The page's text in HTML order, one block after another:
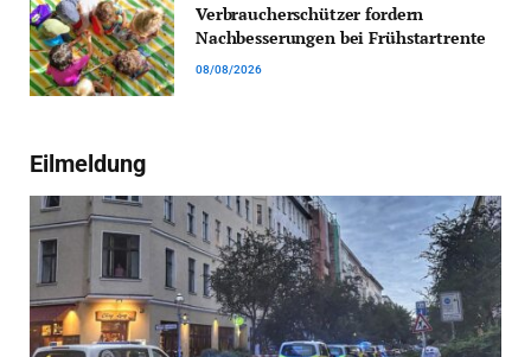
Verbraucherschützer fordern
Nachbesserungen bei Frühstartrente
08/08/2026
Eilmeldung